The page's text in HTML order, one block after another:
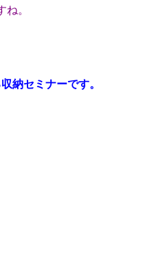
。
納セミナーです。